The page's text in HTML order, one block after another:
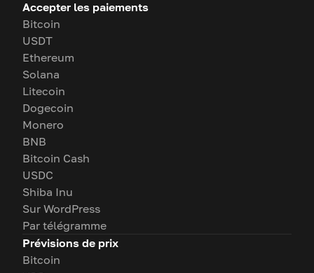
Accepter les paiements
Bitcoin
USDT
Ethereum
Solana
Litecoin
Dogecoin
Monero
BNB
Bitcoin Cash
USDC
Shiba Inu
Sur WordPress
Par télégramme
Prévisions de prix
Bitcoin